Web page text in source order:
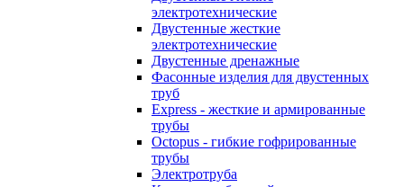
электротехнические
Двустенные жесткие
электротехнические
Двустенные дренажные
Фасонные изделия для двустенных
труб
Express - жесткие и армированные
трубы
Octopus - гибкие гофрированные
трубы
Электротруба